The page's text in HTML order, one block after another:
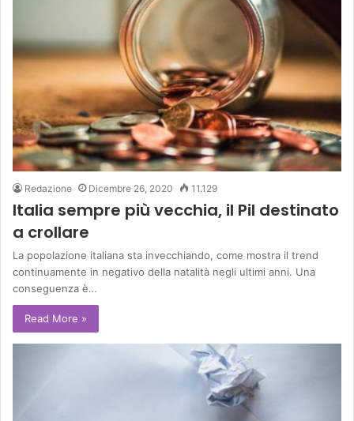
Redazione Dicembre 26, 2020 11.129
Italia sempre più vecchia, il Pil destinato
a crollare
La popolazione italiana sta invecchiando, come mostra il trend
continuamente in negativo della natalità negli ultimi anni. Una
conseguenza è…
Read More »